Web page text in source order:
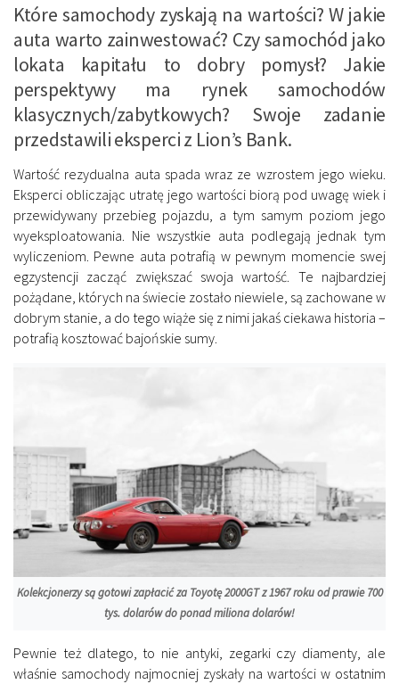
Które samochody zyskają na wartości? W jakie
auta warto zainwestować? Czy samochód jako
lokata kapitału to dobry pomysł? Jakie
perspektywy ma rynek samochodów
klasycznych/zabytkowych? Swoje zadanie
przedstawili eksperci z Lion’s Bank.
Wartość rezydualna auta spada wraz ze wzrostem jego wieku.
Eksperci obliczając utratę jego wartości biorą pod uwagę wiek i
przewidywany przebieg pojazdu, a tym samym poziom jego
wyeksploatowania. Nie wszystkie auta podlegają jednak tym
wyliczeniom. Pewne auta potrafią w pewnym momencie swej
egzystencji zacząć zwiększać swoja wartość. Te najbardziej
pożądane, których na świecie zostało niewiele, są zachowane w
dobrym stanie, a do tego wiąże się z nimi jakaś ciekawa historia –
potrafią kosztować bajońskie sumy.
Kolekcjonerzy są gotowi zapłacić za Toyotę 2000GT z 1967 roku od prawie 700
tys. dolarów do ponad miliona dolarów!
Pewnie też dlatego, to nie antyki, zegarki czy diamenty, ale
właśnie samochody najmocniej zyskały na wartości w ostatnim